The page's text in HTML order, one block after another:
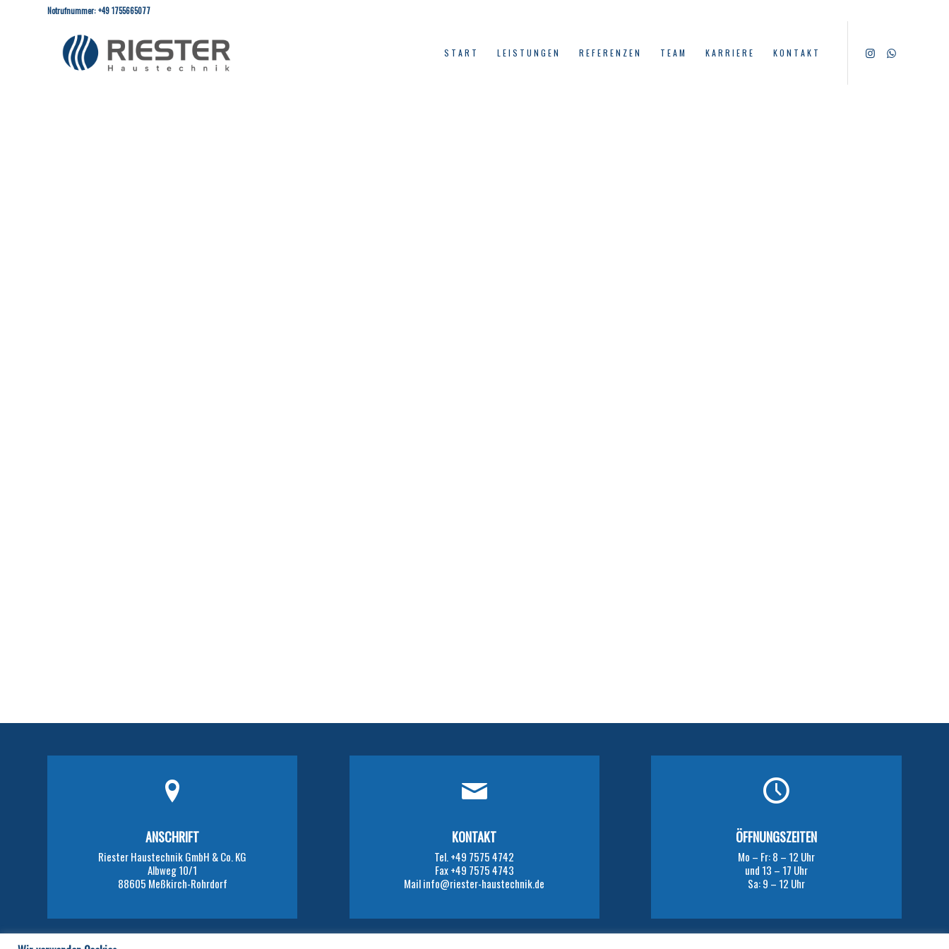
Notrufnummer: +49 1755665077
START LEISTUNGEN REFERENZEN TEAM KARRIERE KONTAKT
ANSCHRIFT
Riester Haustechnik GmbH & Co. KG
Albweg 10/1
88605 Meßkirch-Rohrdorf
KONTAKT
Tel. +49 7575 4742
Fax +49 7575 4743
Mail info@riester-haustechnik.de
ÖFFNUNGSZEITEN
Mo – Fr: 8 – 12 Uhr
und 13 – 17 Uhr
Sa: 9 – 12 Uhr